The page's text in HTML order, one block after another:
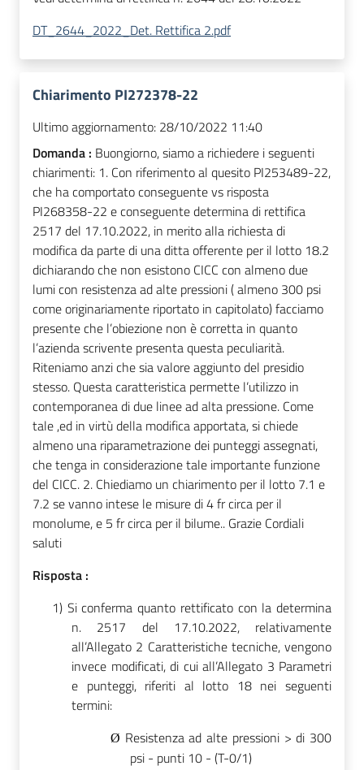
DT_2644_2022_Det. Rettifica 2.pdf
Chiarimento PI272378-22
Ultimo aggiornamento: 28/10/2022 11:40
Domanda : Buongiorno, siamo a richiedere i seguenti
chiarimenti: 1. Con riferimento al quesito PI253489-22,
che ha comportato conseguente vs risposta
PI268358-22 e conseguente determina di rettifica
2517 del 17.10.2022, in merito alla richiesta di
modifica da parte di una ditta offerente per il lotto 18.2
dichiarando che non esistono CICC con almeno due
lumi con resistenza ad alte pressioni ( almeno 300 psi
come originariamente riportato in capitolato) facciamo
presente che l’obiezione non è corretta in quanto
l’azienda scrivente presenta questa peculiarità.
Riteniamo anzi che sia valore aggiunto del presidio
stesso. Questa caratteristica permette l’utilizzo in
contemporanea di due linee ad alta pressione. Come
tale ,ed in virtù della modifica apportata, si chiede
almeno una riparametrazione dei punteggi assegnati,
che tenga in considerazione tale importante funzione
del CICC. 2. Chiediamo un chiarimento per il lotto 7.1 e
7.2 se vanno intese le misure di 4 fr circa per il
monolume, e 5 fr circa per il bilume.. Grazie Cordiali
saluti
Risposta :
1) Si conferma quanto rettificato con la determina
n. 2517 del 17.10.2022, relativamente
all’Allegato 2 Caratteristiche tecniche, vengono
invece modificati, di cui all’Allegato 3 Parametri
e punteggi, riferiti al lotto 18 nei seguenti
termini:
Ø Resistenza ad alte pressioni > di 300
psi - punti 10 - (T-0/1)